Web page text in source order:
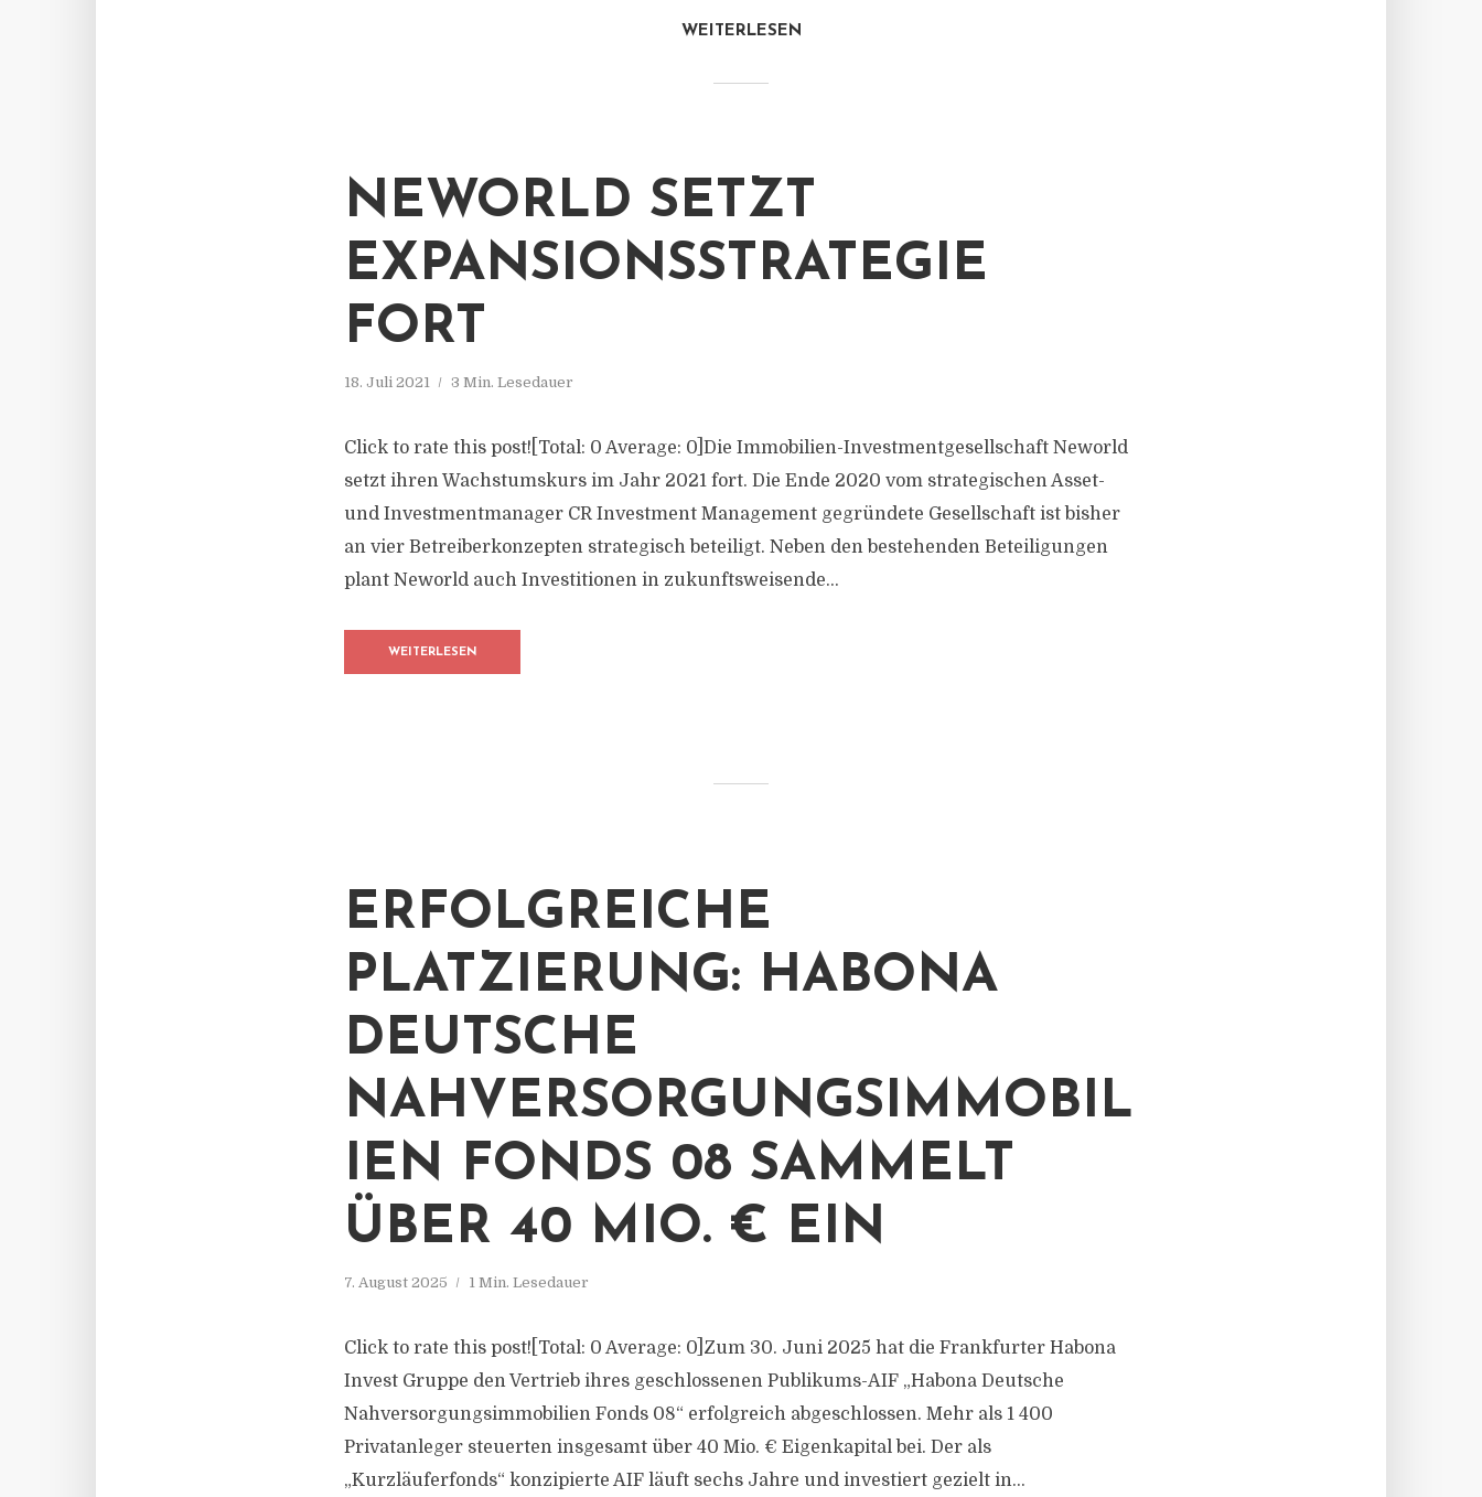
WEITERLESEN
NEWORLD SETZT
EXPANSIONSSTRATEGIE
FORT
18. Juli 2021 3 Min. Lesedauer
Click to rate this post![Total: 0 Average: 0]Die Immobilien-Investmentgesellschaft Neworld
setzt ihren Wachstumskurs im Jahr 2021 fort. Die Ende 2020 vom strategischen Asset-
und Investmentmanager CR Investment Management gegründete Gesellschaft ist bisher
an vier Betreiberkonzepten strategisch beteiligt. Neben den bestehenden Beteiligungen
plant Neworld auch Investitionen in zukunftsweisende...
WEITERLESEN
ERFOLGREICHE
PLATZIERUNG: HABONA
DEUTSCHE
NAHVERSORGUNGSIMMOBIL
IEN FONDS 08 SAMMELT
ÜBER 40 MIO. € EIN
7. August 2025 1 Min. Lesedauer
Click to rate this post![Total: 0 Average: 0]Zum 30. Juni 2025 hat die Frankfurter Habona
Invest Gruppe den Vertrieb ihres geschlossenen Publikums-AIF „Habona Deutsche
Nahversorgungsimmobilien Fonds 08“ erfolgreich abgeschlossen. Mehr als 1 400
Privatanleger steuerten insgesamt über 40 Mio. € Eigenkapital bei. Der als
„Kurzläuferfonds“ konzipierte AIF läuft sechs Jahre und investiert gezielt in...